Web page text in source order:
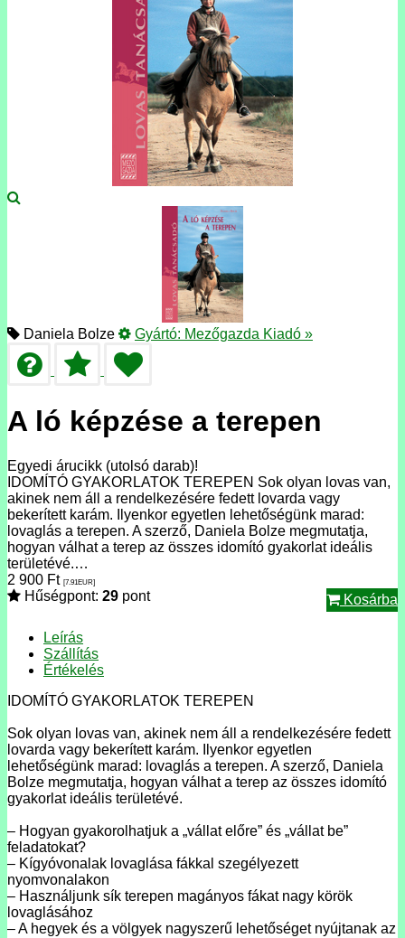
Daniela Bolze Gyártó: Mezőgazda Kiadó »
A ló képzése a terepen
Egyedi árucikk (utolsó darab)!
IDOMÍTÓ GYAKORLATOK TEREPEN Sok olyan lovas van,
akinek nem áll a rendelkezésére fedett lovarda vagy
bekerített karám. Ilyenkor egyetlen lehetőségünk marad:
lovaglás a terepen. A szerző, Daniela Bolze megmutatja,
hogyan válhat a terep az összes idomító gyakorlat ideális
területévé.…
2 900 Ft [7.91 EUR]
Hűségpont: 29 pont Kosárba
Leírás
Szállítás
Értékelés
IDOMÍTÓ GYAKORLATOK TEREPEN
Sok olyan lovas van, akinek nem áll a rendelkezésére fedett
lovarda vagy bekerített karám. Ilyenkor egyetlen
lehetőségünk marad: lovaglás a terepen. A szerző, Daniela
Bolze megmutatja, hogyan válhat a terep az összes idomító
gyakorlat ideális területévé.
– Hogyan gyakorolhatjuk a „vállat előre” és „vállat be”
feladatokat?
– Kígyóvonalak lovaglása fákkal szegélyezett
nyomvonalakon
– Használjunk sík terepen magányos fákat nagy körök
lovaglásához
– A hegyek és a völgyek nagyszerű lehetőséget nyújtanak az